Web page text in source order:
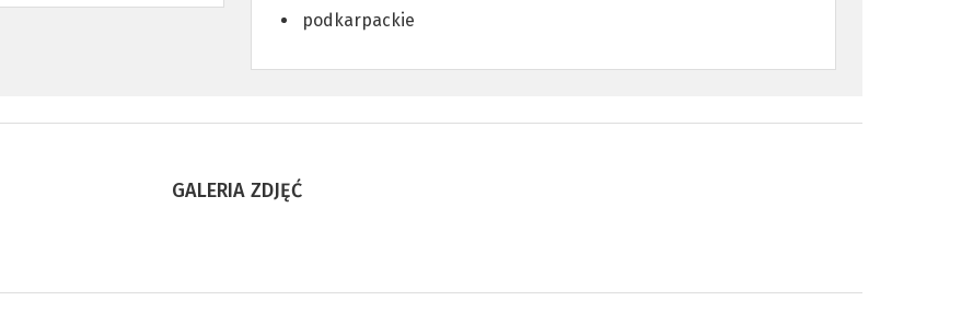
podkarpackie
GALERIA ZDJĘĆ